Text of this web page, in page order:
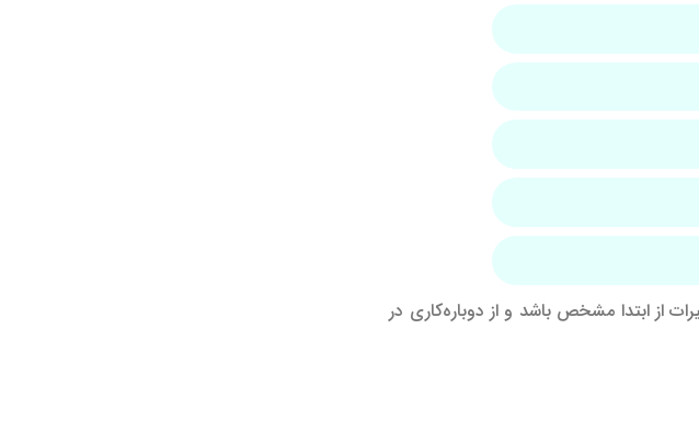
از ابتدا مشخص باشد و از دوباره‌کاری در